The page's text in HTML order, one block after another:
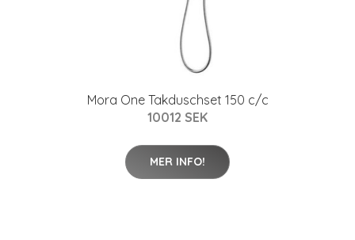
Mora One Takduschset 150 c/c
10012 SEK
MER INFO!